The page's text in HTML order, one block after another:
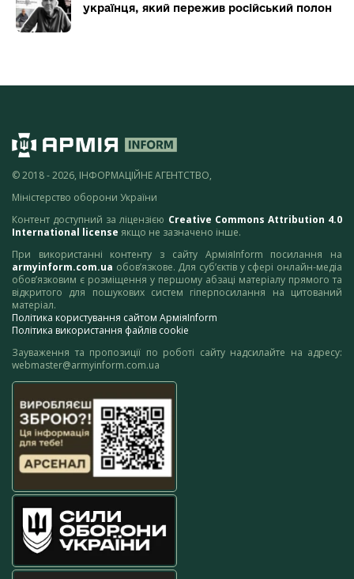
українця, який пережив російський полон
© 2018 - 2026, ІНФОРМАЦІЙНЕ АГЕНТСТВО,
Міністерство оборони України
Контент доступний за ліцензією Creative Commons Attribution 4.0
International license якщо не зазначено інше.
При використанні контенту з сайту АрміяInform посилання на
armyinform.com.ua обов’язкове. Для суб’єктів у сфері онлайн-медіа
обов’язковим є розміщення у першому абзаці матеріалу прямого та
відкритого для пошукових систем гіперпосилання на цитований
матеріал.
Політика користування сайтом АрміяInform
Політика використання файлів cookie
Зауваження та пропозиції по роботі сайту надсилайте на адресу:
webmaster@armyinform.com.ua